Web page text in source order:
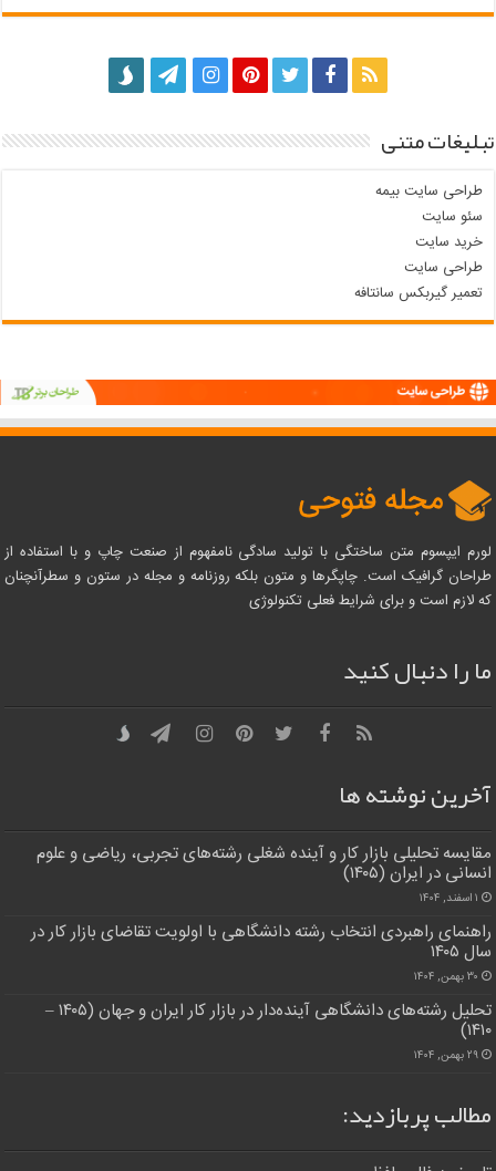
تبلیغات متنی
طراحی سایت بیمه
سئو سایت
خرید سایت
طراحی سایت
تعمیر گیربکس سانتافه
لورم ایپسوم متن ساختگی با تولید سادگی نامفهوم از صنعت چاپ و با استفاده از
طراحان گرافیک است. چاپگرها و متون بلکه روزنامه و مجله در ستون و سطرآنچنان
که لازم است و برای شرایط فعلی تکنولوژی
ما را دنبال کنید
آخرین نوشته ها
مقایسه تحلیلی بازار کار و آینده شغلی رشته‌های تجربی، ریاضی و علوم
انسانی در ایران (۱۴۰۵)
۱ اسفند, ۱۴۰۴
راهنمای راهبردی انتخاب رشته دانشگاهی با اولویت تقاضای بازار کار در
سال ۱۴۰۵
۳۰ بهمن, ۱۴۰۴
تحلیل رشته‌های دانشگاهی آینده‌دار در بازار کار ایران و جهان (۱۴۰۵ –
۱۴۱۰)
۲۹ بهمن, ۱۴۰۴
مطالب پربازدید: